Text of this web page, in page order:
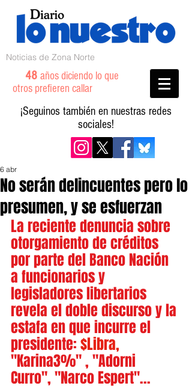
Noticias de Zona Norte
48 años diciendo lo que
otros prefieren callar
¡Seguinos también en nuestras redes
sociales!
No serán delincuentes pero lo
presumen, y se esfuerzan
6 abr
La reciente denuncia sobre
otorgamiento de créditos
por parte del Banco Nación
a funcionarios y
legisladores libertarios
revela el doble discurso y la
estafa en que incurre el
presidente: $Libra,
"Karina3%" , "Adorni
Curro", "Narco Espert"...